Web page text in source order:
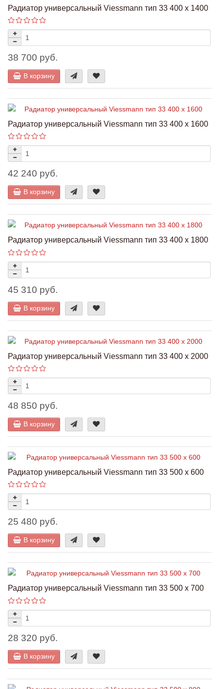
Радиатор универсальный Viessmann тип 33 400 x 1400
38 700 руб.
В корзину
Радиатор универсальный Viessmann тип 33 400 x 1600
42 240 руб.
В корзину
Радиатор универсальный Viessmann тип 33 400 x 1800
45 310 руб.
В корзину
Радиатор универсальный Viessmann тип 33 400 x 2000
48 850 руб.
В корзину
Радиатор универсальный Viessmann тип 33 500 x 600
25 480 руб.
В корзину
Радиатор универсальный Viessmann тип 33 500 x 700
28 320 руб.
В корзину